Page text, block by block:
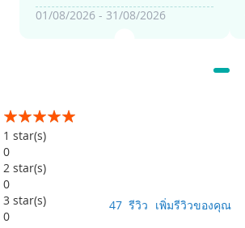
01/08/2026 - 31/08/2026
อันดับ:
99% of100
1star(s)
0
2star(s)
0
3star(s)
0
47 รีวิว เพิ่มรีวิวของคุณ